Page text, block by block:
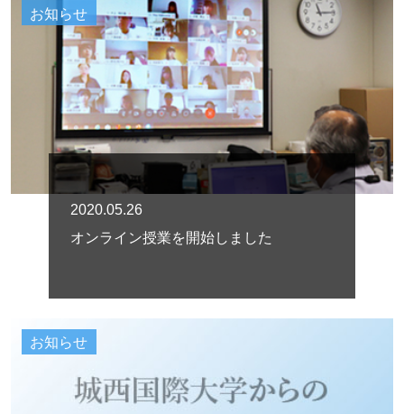
お知らせ
2020.05.26
オンライン授業を開始しました
お知らせ